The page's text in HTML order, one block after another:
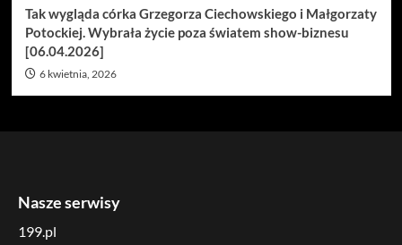
Tak wygląda córka Grzegorza Ciechowskiego i Małgorzaty
Potockiej. Wybrała życie poza światem show-biznesu
[06.04.2026]
6 kwietnia, 2026
Nasze serwisy
199.pl